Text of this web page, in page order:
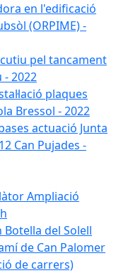
en l'edificació
(ORPIME) -
pel tancament
2022
plaques
Bressol - 2022
actuació Junta
Can Pujades -
Ampliació
del Solell
de Can Palomer
de carrers)